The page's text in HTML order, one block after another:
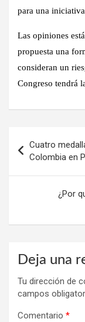
para una
Las opiniones
propuesta una
consideran un
Congreso tendrá
de
entradas
Cuatro
Colombia en
¿Por
Deja una
Tu dirección de
campos
Comentario *